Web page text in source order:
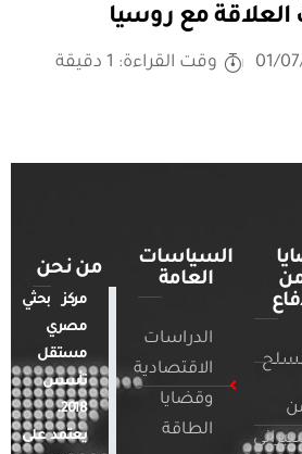
مع روسيا
01/ وقت القراءة: 1 دقيقة
السياسات
العامة
الدراسات
الاقتصادية
وقضايا
الطاقة
من نحن
مركز بحثي
مصري
مستقل
تأسس
2018.
يعتمد على